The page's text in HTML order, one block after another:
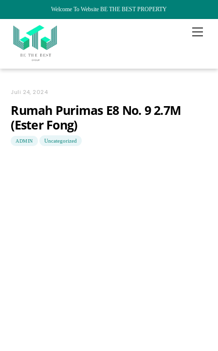
Welcome To Website BE THE BEST PROPERTY
content
Menu
Juli 24, 2024
Rumah Purimas E8 No. 9 2.7M
(Ester Fong)
ADMIN Uncategorized